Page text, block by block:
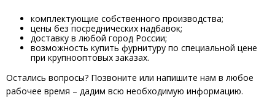
комплектующие собственного производства;
цены без посреднических надбавок;
доставку в любой город России;
возможность купить фурнитуру по специальной цене
при крупнооптовых заказах.
Остались вопросы? Позвоните или напишите нам в любое
рабочее время – дадим всю необходимую информацию.